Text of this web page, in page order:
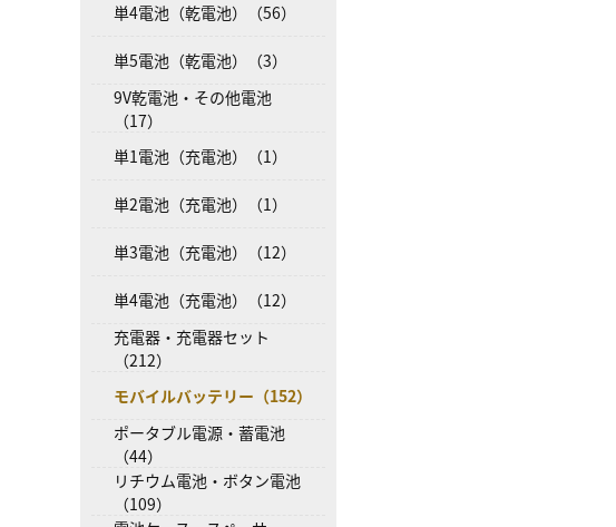
単4電池（乾電池）（56）
単5電池（乾電池）（3）
9V乾電池・その他電池
（17）
単1電池（充電池）（1）
単2電池（充電池）（1）
単3電池（充電池）（12）
単4電池（充電池）（12）
充電器・充電器セット
（212）
モバイルバッテリー（152）
ポータブル電源・蓄電池
（44）
リチウム電池・ボタン電池
（109）